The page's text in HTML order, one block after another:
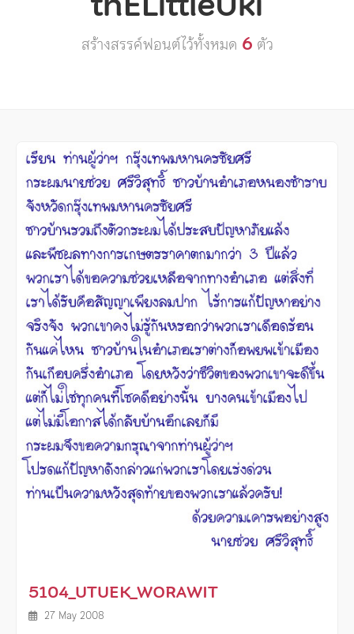
สร้างสรรค์ฟอนต์ไว้ทั้งหมด 6 ตัว
5104_UTUEK_WORAWIT
27 May 2008